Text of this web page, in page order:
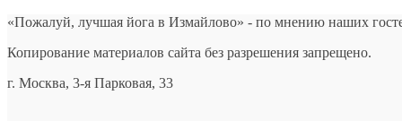
«Пожалуй, лучшая йога в Измайлово» - по мнению наших
Копирование материалов сайта без разрешения запрещено.
г. Москва, 3-я Парковая, 33